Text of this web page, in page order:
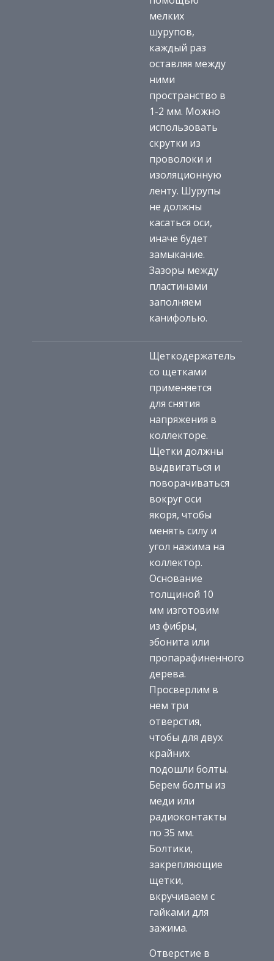
мелких
шурупов,
каждый раз
оставляя между
ними
пространство в
1-2 мм. Можно
использовать
скрутки из
проволоки и
изоляционную
ленту. Шурупы
не должны
касаться оси,
иначе будет
замыкание.
Зазоры между
пластинами
заполняем
канифолью.
Щеткодержатель
со щетками
применяется
для снятия
напряжения в
коллекторе.
Щетки должны
выдвигаться и
поворачиваться
вокруг оси
якоря, чтобы
менять силу и
угол нажима на
коллектор.
Основание
толщиной 10
мм изготовим
из фибры,
эбонита или
пропарафиненного
дерева.
Просверлим в
нем три
отверстия,
чтобы для двух
крайних
подошли болты.
Берем болты из
меди или
радиоконтакты
по 35 мм.
Болтики,
закрепляющие
щетки,
вкручиваем с
гайками для
зажима.
Отверстие в